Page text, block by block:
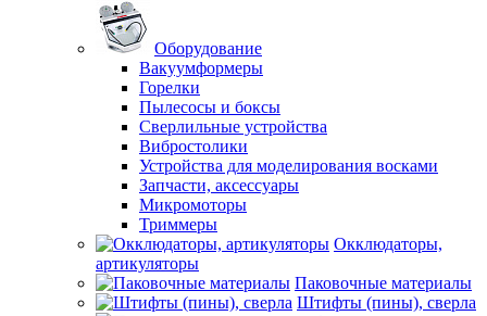
Оборудование
Вакуумформеры
Горелки
Пылесосы и боксы
Сверлильные устройства
Вибростолики
Устройства для моделирования восками
Запчасти, аксессуары
Микромоторы
Триммеры
Окклюдаторы,
артикуляторы
Паковочные материалы
Штифты (пины), сверла